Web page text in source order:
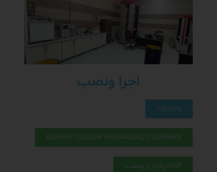
اجرا ونصب
catalog
GAHDIR LOULEH PASSARGAD COMPANY
pdfکارگذاری ونصب